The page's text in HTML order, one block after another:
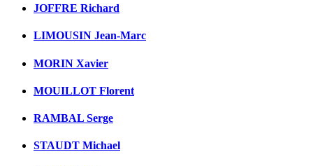
JOFFRE Richard
LIMOUSIN Jean-Marc
MORIN Xavier
MOUILLOT Florent
RAMBAL Serge
STAUDT Michael